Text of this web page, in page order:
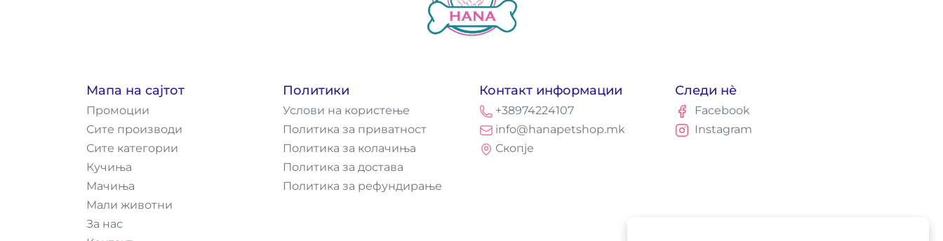
Мапа на сајтот
Промоции
Сите производи
Сите категории
Кучиња
Мачиња
Мали животни
За нас
Политики
Услови на користење
Политика за приватност
Политика за колачиња
Политика за достава
Политика за рефундирање
Контакт информации
+38974224107
info@hanapetshop.mk
Скопје
Следи нè
Facebook
Instagram